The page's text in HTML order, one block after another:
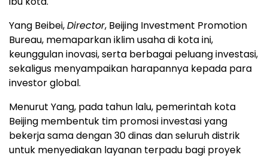
Yang Beibei,Director, Beijing Investment Promotion
Bureau, memaparkan iklim usaha di kota ini,
keunggulan inovasi, serta berbagai peluang investasi,
sekaligus menyampaikan harapannya kepada para
investor global.
Menurut Yang, pada tahun lalu, pemerintah kota
Beijing membentuk tim promosi investasi yang
bekerja sama dengan 30 dinas dan seluruh distrik
untuk menyediakan layanan terpadu bagi proyek